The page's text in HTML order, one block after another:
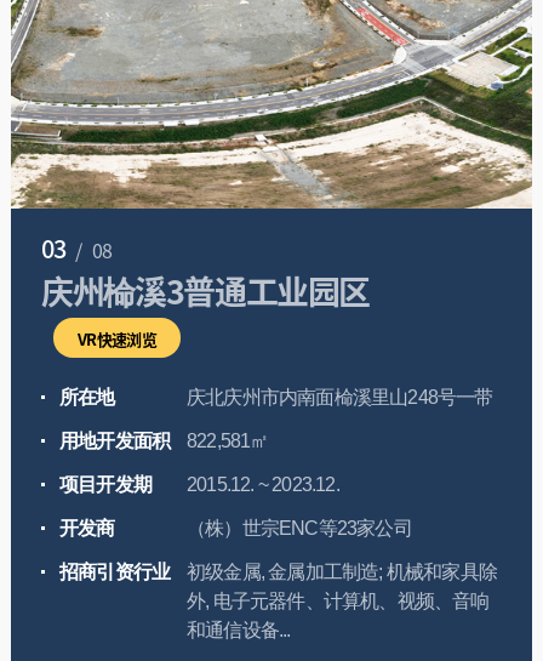
03 / 08
庆州椧溪3普通工业园区
VR快速浏览
所在地 庆北庆州市内南面椧溪里山248号一带
用地开发面积 822,581㎡
项目开发期 2015.12. ~ 2023.12.
开发商 （株）世宗ENC等23家公司
招商引资行业
初级金属, 金属加工制造; 机械和家具除
外, 电子元器件、计算机、视频、音响
和通信设备...